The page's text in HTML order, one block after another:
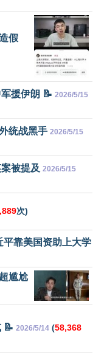
假
援伊朗 📝 2026/5/15
统战黑手 2026/5/15
被提及 2026/5/15
次)
平靠美国资助上大学
尴尬
📝 2026/5/14 (58,368